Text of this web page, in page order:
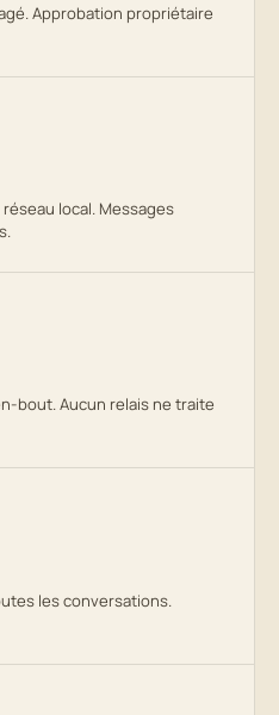
Approbation propriétaire
local. Messages
bout. Aucun relais ne traite
les conversations.